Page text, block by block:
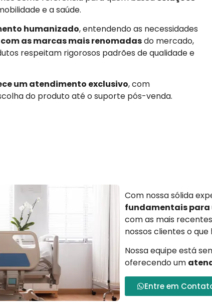
e a saúde.
humanizado, entendendo as necessidades
as marcas mais renomadasdo mercado,
respeitam rigorosos padrões de qualidade e
um atendimento exclusivo, com
do produto até o suporte pós-venda.
Com nossa sólida
fundamentais
com as mais
nossos clientes o que
Nossa equipe está
oferecendo um
Entre em